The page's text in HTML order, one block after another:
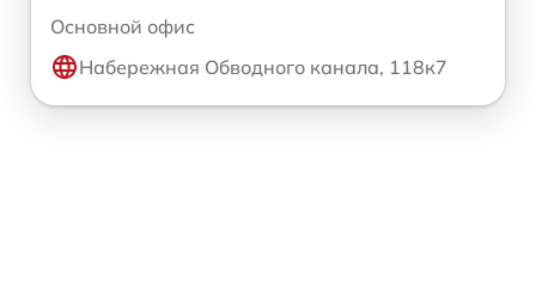
Основной офис
Набережная Обводного канала, 118к7